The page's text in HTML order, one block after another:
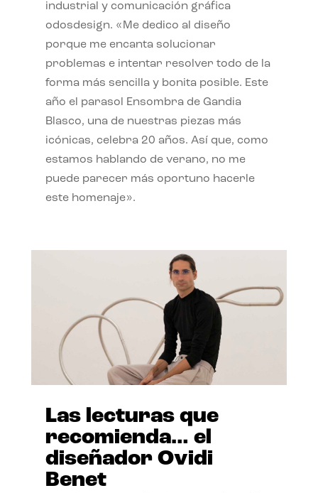
industrial y comunicación gráfica
odosdesign. «Me dedico al diseño
porque me encanta solucionar
problemas e intentar resolver todo de la
forma más sencilla y bonita posible. Este
año el parasol Ensombra de Gandia
Blasco, una de nuestras piezas más
icónicas, celebra 20 años. Así que, como
estamos hablando de verano, no me
puede parecer más oportuno hacerle
este homenaje».
Las lecturas que
recomienda… el
diseñador Ovidi
Benet